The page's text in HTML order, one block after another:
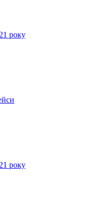
року
року